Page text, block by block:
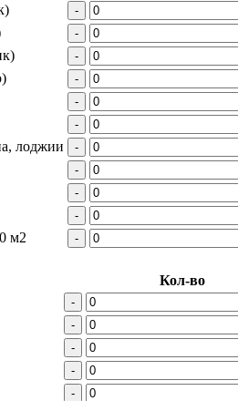
-
-
-
-
-
-
лоджии
-
-
-
-
м2
-
Кол-во
-
-
-
-
-